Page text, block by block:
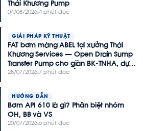
Thái Khương Pump
04/08/2026 4 phút đọc
GIẢI PHÁP KỸ THUẬT
FAT bơm màng ABEL tại xưởng Thái
Khương Services — Open Drain Sump
Transfer Pump cho giàn BK-TNHA, dự
án Thiên Nga – Hải Âu
28/07/2026 7 phút đọc
HƯỚNG DẪN
Bơm API 610 là gì? Phân biệt nhóm
OH, BB và VS
20/07/2026 6 phút đọc